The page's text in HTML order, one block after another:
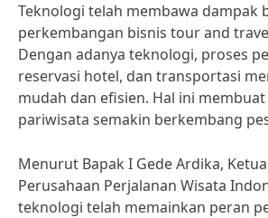
Teknologi telah membawa dampak
perkembangan bisnis tour and
Dengan adanya teknologi, proses
reservasi hotel, dan transportasi
mudah dan efisien. Hal ini
pariwisata semakin berkembang
Menurut Bapak I Gede Ardika,
Perusahaan Perjalanan Wisata
teknologi telah memainkan peran